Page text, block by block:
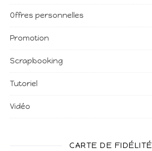
Offres personnelles
Promotion
Scrapbooking
Tutoriel
Vidéo
CARTE DE FIDÉLITÉ